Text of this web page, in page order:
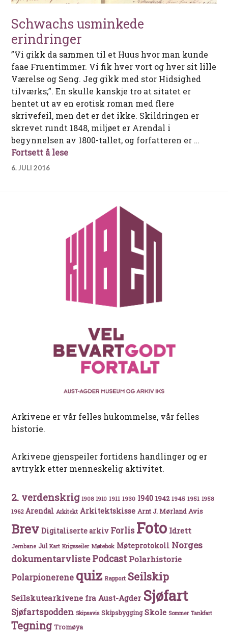
Schwachs usminkede
erindringer
”Vi gikk da sammen til et Huus hvor man kunde
faae Fruentimmer. Vi fik hver vort og hver sit lille
Værelse og Seng. Jeg gikk med stor Hidsighed
tilværks;”. En skulle kanskje tro at sitatet er
hentet ut av en erotisk roman med flere
skrivefeil, men det er det ikke. Skildringen er
skrevet rundt 1848, miljøet er Arendal i
begynnelsen av 1800-tallet, og forfatteren er …
Fortsett å leseSchwachs usminkede erindringer
6. JULI 2016
Arkivene er vår felles hukommelse, vår felles
historie.
Arkivene gjenspeiler fortidens handlinger og er
avtrykk etter menneskelig aktivitet.
2. verdenskrig 1908 1910 1911 1930 1940 1942 1945 1951 1958
1962 Arendal Arkitekt Arkitektskisse Arnt J. Mørland Avis
Brev Digitaliserte arkiv Forlis Foto Idrett
Jernbane Jul Kart Krigsseiler Møtebok Møteprotokoll Norges
dokumentarvlistePodcast Polarhistorie
Polarpionerene quiz Rapport Seilskip
Seilskutearkivene fra Aust-Agder Sjøfart
Sjøfartspodden Skipsavis Skipsbygging Skole Sommer Tankfart
Tegning Tromøya